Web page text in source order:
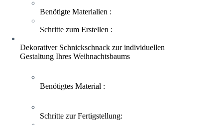
Benötigte Materialien :
Schritte zum Erstellen :
Dekorativer Schnickschnack zur individuellen
Gestaltung Ihres Weihnachtsbaums
Benötigtes Material :
Schritte zur Fertigstellung: